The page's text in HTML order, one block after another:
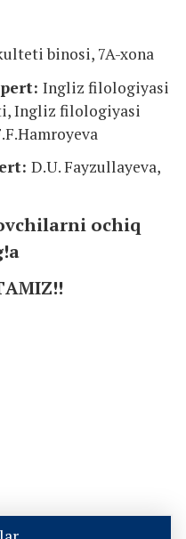
binosi, 7A-xona
Ingliz filologiyasi
Ingliz filologiyasi
D.U. Fayzullayeva,
ochiq
!a